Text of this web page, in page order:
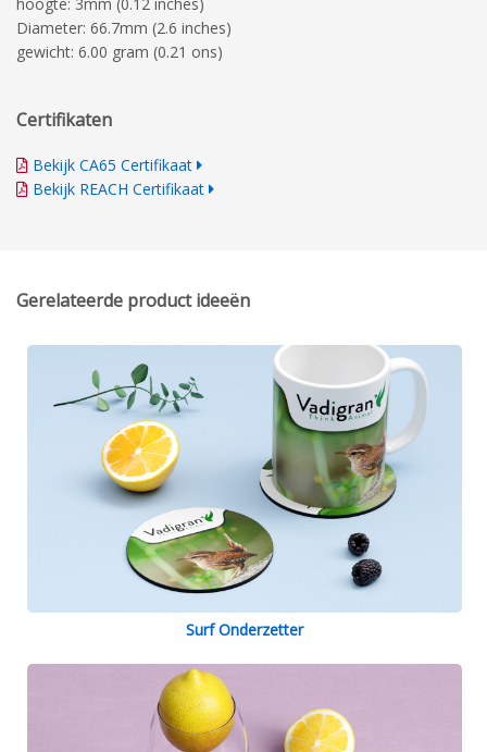
hoogte: 3mm (0.12 inches)
Diameter: 66.7mm (2.6 inches)
gewicht: 6.00 gram (0.21 ons)
Certifikaten
Bekijk CA65 Certifikaat
Bekijk REACH Certifikaat
Gerelateerde product ideeën
Surf Onderzetter